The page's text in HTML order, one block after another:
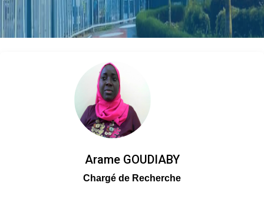
Arame GOUDIABY
Chargé de Recherche